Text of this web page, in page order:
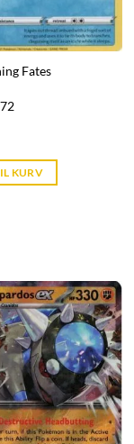
Fates
KURV